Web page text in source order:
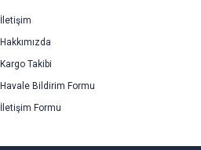
İletişim
Hakkımızda
Kargo Takibi
Havale Bildirim Formu
İletişim Formu